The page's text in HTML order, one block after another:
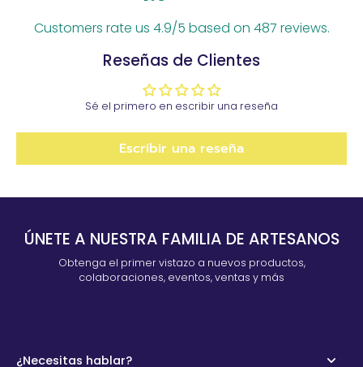
Customers rate us 4.9/5 based on 487 reviews.
Reseñas de Clientes
Sé el primero en escribir una reseña
Escribir una reseña
ÚNETE A NUESTRA FAMILIA DE ARTESANOS
Obtenga el primer vistazo a nuevos productos,
colaboraciones, eventos, ventas y más
¿Necesitas hablar?